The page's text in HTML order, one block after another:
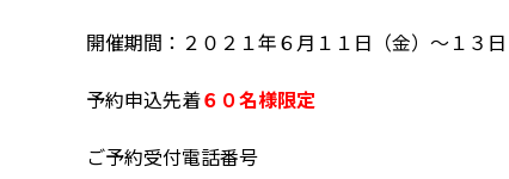
開催期間：２０２１年６月１１日（金）～１３
予約申込先着６０名様限定
ご予約受付電話番号